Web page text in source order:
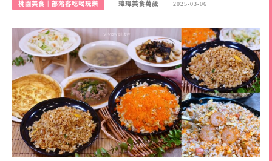
桃園美食｜部落客吃喝玩樂 瑋瑋美食萬歲 2025-03-06